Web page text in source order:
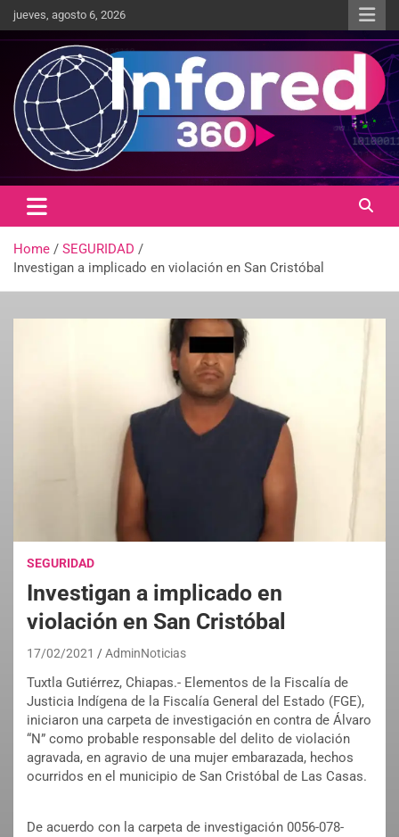
jueves, agosto 6, 2026
infored360.mx
Un giro en la información
Home
SEGURIDAD
Investigan a implicado en violación en San Cristóbal
SEGURIDAD
Investigan a implicado en
violación en San Cristóbal
17/02/2021 AdminNoticias
Tuxtla Gutiérrez, Chiapas.- Elementos de la Fiscalía de
Justicia Indígena de la Fiscalía General del Estado (FGE),
iniciaron una carpeta de investigación en contra de Álvaro
“N” como probable responsable del delito de violación
agravada, en agravio de una mujer embarazada, hechos
ocurridos en el municipio de San Cristóbal de Las Casas.
De acuerdo con la carpeta de investigación 0056-078-